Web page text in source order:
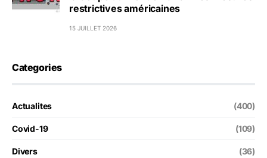
restrictives américaines
15 JUILLET 2026
Categories
Actualites (400)
Covid-19 (109)
Divers (36)